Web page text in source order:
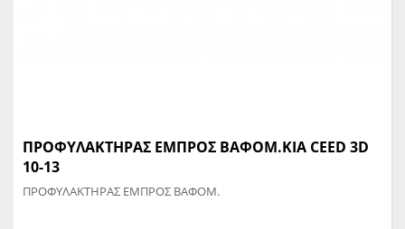
ΠΡΟΦΥΛΑΚΤΗΡΑΣ ΕΜΠΡΟΣ ΒΑΦΟΜ.KIA CEED 3D
10-13
ΠΡΟΦΥΛΑΚΤΗΡΑΣ ΕΜΠΡΟΣ ΒΑΦΟΜ.